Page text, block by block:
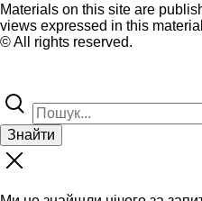
Materials on this site are
views expressed in this
© All rights reserved.
Знайти